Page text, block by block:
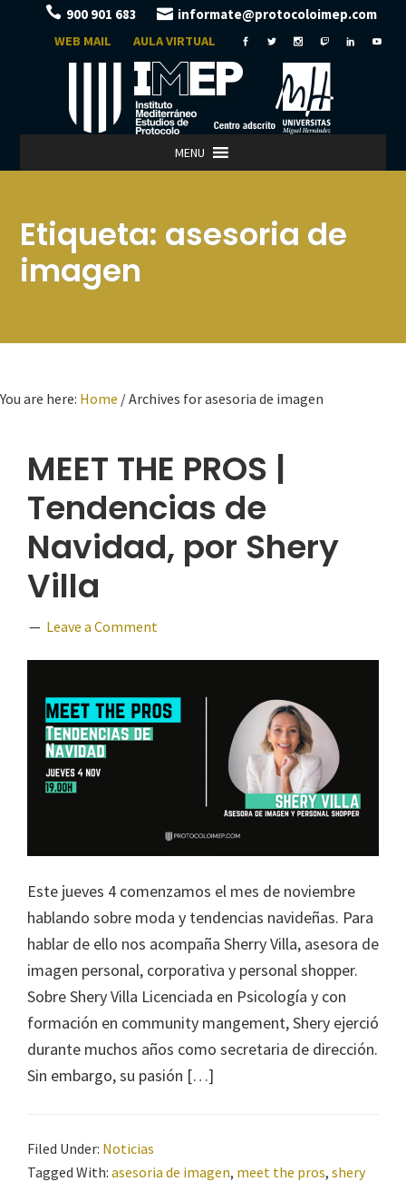
900 901 683 informate@protocoloimep.com
WEB MAIL AULA VIRTUAL
MENU
Etiqueta:asesoria de
imagen
You are here: Home /Archives for asesoria de imagen
MEET THE PROS |
Tendencias de
Navidad, por Shery
Villa
Leave a Comment
Este jueves 4 comenzamos el mes de noviembre
hablando sobre moda y tendencias navideñas. Para
hablar de ello nos acompaña Sherry Villa, asesora de
imagen personal, corporativa y personal shopper.
Sobre Shery Villa Licenciada en Psicología y con
formación en community mangement, Shery ejerció
durante muchos años como secretaria de dirección.
Sin embargo, su pasión […]
Filed Under: Noticias
Tagged With: asesoria de imagen, meet the pros, shery